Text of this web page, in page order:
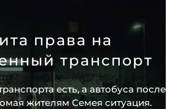
права на
транспорт
есть, а автобуса после
жителям Семея ситуация.